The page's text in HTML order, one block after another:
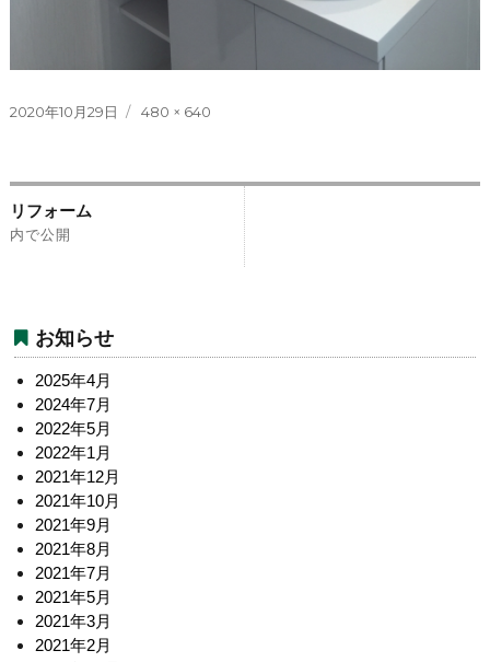
投
2020年10月29日
フ
イ
480 × 640
投
稿
ゲ
ー
シ
ョ
ン
リフォーム
内で公開
お知らせ
2025年4月
2024年7月
2022年5月
2022年1月
2021年12月
2021年10月
2021年9月
2021年8月
2021年7月
2021年5月
2021年3月
2021年2月